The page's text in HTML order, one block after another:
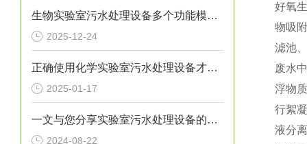
生物实验室污水处理设备多个功能模块的协同集成与设计介绍
2025-12-24
正确使用化学实验室污水处理设备才能确保实验室工作环境的安全
2025-01-17
一文与您分享实验室污水处理设备的定期维护保养方法
2024-08-22
好氧
物吸
滤池
废水
浮物
行絮
液分